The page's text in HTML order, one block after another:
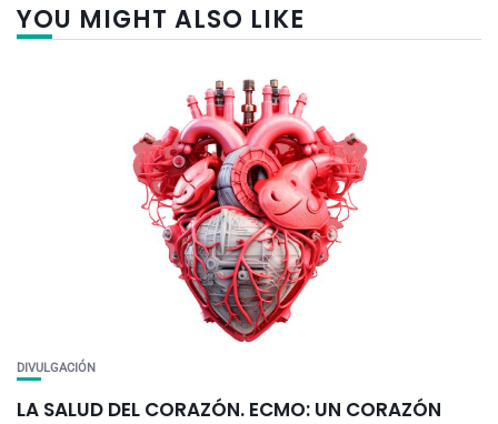
YOU MIGHT ALSO LIKE
DIVULGACIÓN
LA SALUD DEL CORAZÓN. ECMO: UN CORAZÓN